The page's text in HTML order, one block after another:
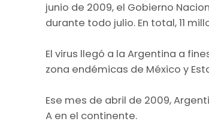
junio de 2009, el Gobierno
durante todo julio. En total, 11
​El virus llegó a la Argentina a
zona endémicas de México y
Ese mes de abril de 2009,
A en el continente.